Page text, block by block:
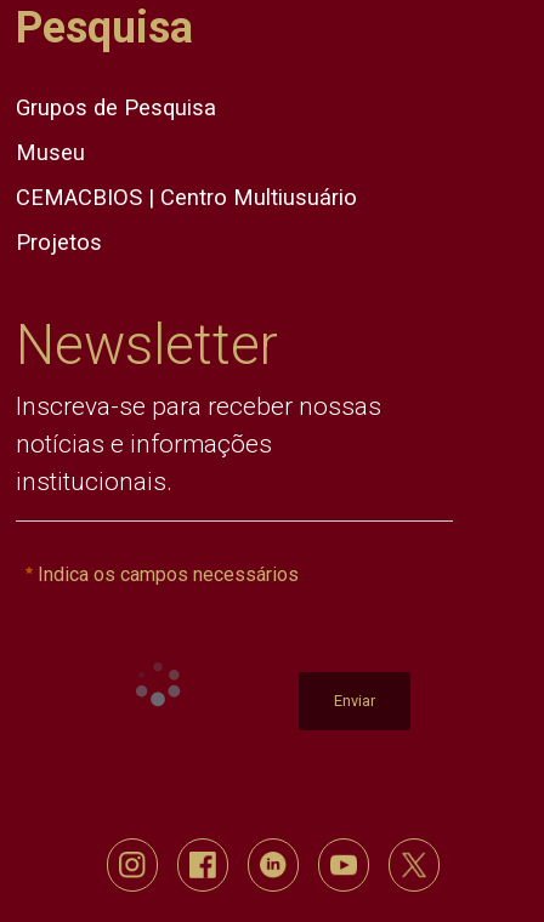
Pesquisa
Grupos de Pesquisa
Museu
CEMACBIOS | Centro Multiusuário
Projetos
Newsletter
Inscreva-se para receber nossas
notícias e informações
institucionais.
Indica os campos necessários
Enviar